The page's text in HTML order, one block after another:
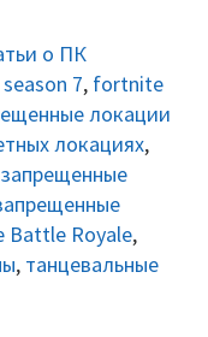
о ПК
7, fortnite
локации
локациях,
запрещенные
Battle Royale,
, танцевальные